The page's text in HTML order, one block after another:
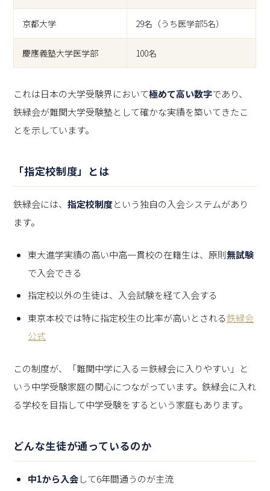
京都大学 29名（うち医学部5名）
慶應義塾大学医学部 100名
これは日本の大学受験界において極めて高い数字であり、
鉄緑会が難関大学受験塾として確かな実績を築いてきたこ
とを示しています。
「指定校制度」とは
鉄緑会には、指定校制度という独自の入会システムがあり
ます。
東大進学実績の高い中高一貫校の在籍生は、原則無試験
で入会できる
指定校以外の生徒は、入会試験を経て入会する
東京本校では特に指定校生の比率が高いとされる鉄緑会
公式
この制度が、「難関中学に入る＝鉄緑会に入りやすい」と
いう中学受験家庭の関心につながっています。鉄緑会に入れ
る学校を目指して中学受験をするという家庭もあります。
どんな生徒が通っているのか
中1から入会して6年間通うのが主流